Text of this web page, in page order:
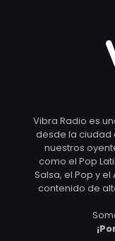
Vibra Radio es
desde la ciudad
nuestros
como el Pop
Salsa, el Pop y
contenido de